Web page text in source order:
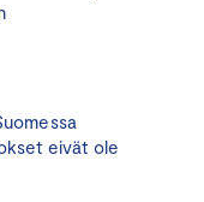
eivät ole